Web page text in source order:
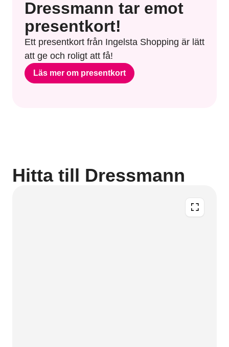
Dressmann tar emot
presentkort!
Ett presentkort från Ingelsta Shopping är lätt
att ge och roligt att få!
Läs mer om presentkort
Hitta till Dressmann